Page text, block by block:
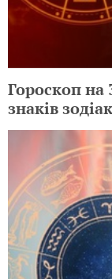
Гороскоп на
знаків